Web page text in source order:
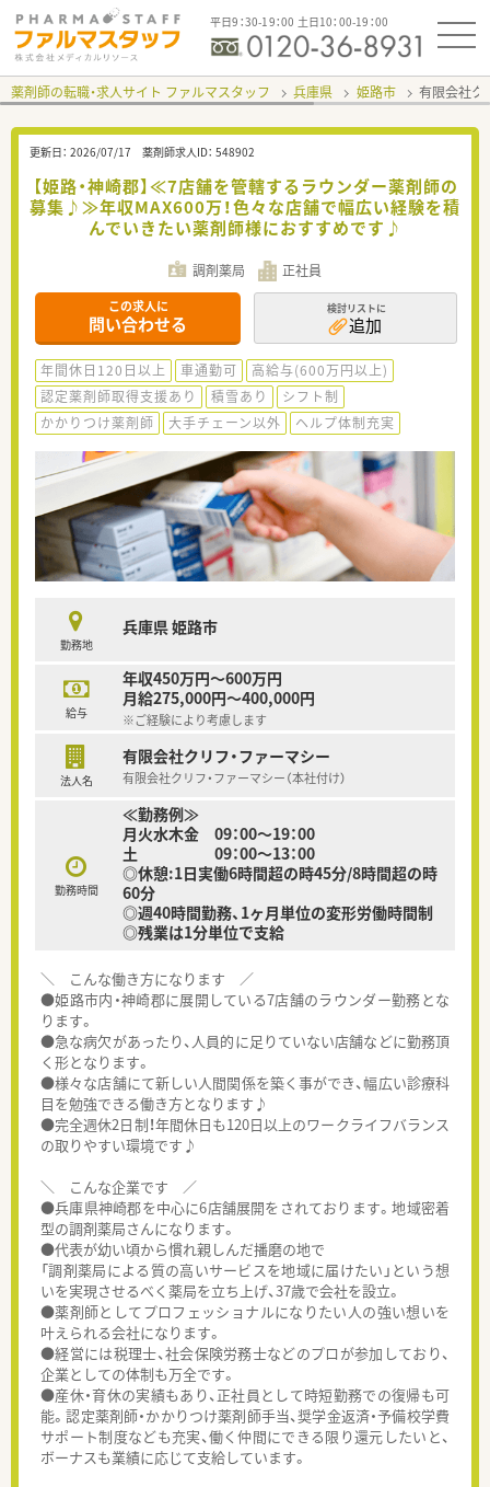
平日9：30-19：00 土日10：00-19：00
薬剤師の転職・求人サイト ファルマスタッフ 兵庫県 姫路市 有限会社ク
更新日： 2026/07/17 薬剤師求人ID： 548902
【姫路・神崎郡】≪7店舗を管轄するラウンダー薬剤師の
募集♪≫年収MAX600万！色々な店舗で幅広い経験を積
んでいきたい薬剤師様におすすめです♪
調剤薬局 正社員
この求人に
問い合わせる
検討リストに
追加
年間休日120日以上 車通勤可
高給与(600万円以上)
認定薬剤師取得支援あり
積雪あり
シフト制
かかりつけ薬剤師
大手チェーン以外 ヘルプ体制充実
勤務地
兵庫県 姫路市
給与
年収450万円～600万円
月給275,000円～400,000円
※ご経験により考慮します
法人名
有限会社クリフ・ファーマシー
有限会社クリフ・ファーマシー（本社付け）
勤務時間
≪勤務例≫
月火水木金 09：00～19：00
土 09：00～13：00
◎休憩:1日実働6時間超の時45分/8時間超の時
60分
◎週40時間勤務、1ヶ月単位の変形労働時間制
◎残業は1分単位で支給
＼ こんな働き方になります ／
●姫路市内・神崎郡に展開している7店舗のラウンダー勤務とな
ります。
●急な病欠があったり、人員的に足りていない店舗などに勤務頂
く形となります。
●様々な店舗にて新しい人間関係を築く事ができ、幅広い診療科
目を勉強できる働き方となります♪
●完全週休2日制！年間休日も120日以上のワークライフバランス
の取りやすい環境です♪
＼ こんな企業です ／
●兵庫県神崎郡を中心に6店舗展開をされております。地域密着
型の調剤薬局さんになります。
●代表が幼い頃から慣れ親しんだ播磨の地で
「調剤薬局による質の高いサービスを地域に届けたい」という想
いを実現させるべく薬局を立ち上げ、37歳で会社を設立。
●薬剤師としてプロフェッショナルになりたい人の強い想いを
叶えられる会社になります。
●経営には税理士、社会保険労務士などのプロが参加しており、
企業としての体制も万全です。
●産休・育休の実績もあり、正社員として時短勤務での復帰も可
能。認定薬剤師・かかりつけ薬剤師手当、奨学金返済・予備校学費
サポート制度なども充実、働く仲間にできる限り還元したいと、
ボーナスも業績に応じて支給しています。